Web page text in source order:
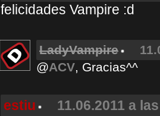
felicidades Vampire :d
LadyVampire
@ACV, Gracias^^
estiu
11.06.2011 a